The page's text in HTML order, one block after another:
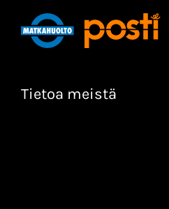
Tietoa meistä